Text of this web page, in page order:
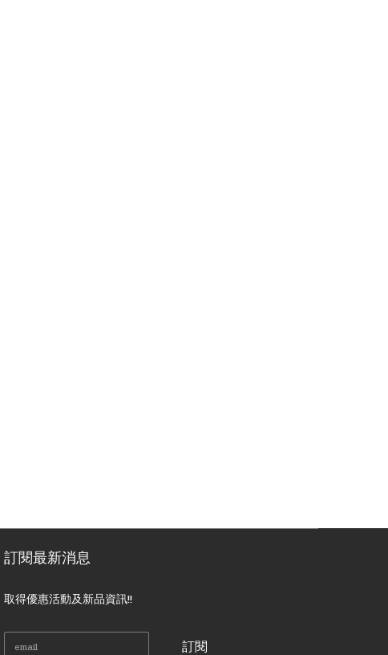
訂閱最新消息
取得優惠活動及新品資訊!!
訂閱